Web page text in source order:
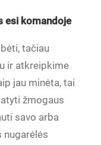
esi komandoje
tačiau
ir atkreipkime
jau minėta, tai
žmogaus
savo arba
nugarėlės